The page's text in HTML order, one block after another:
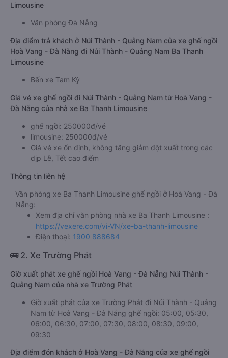
Limousine
Văn phòng Đà Nẵng
Địa điểm trả khách ở Núi Thành - Quảng Nam của xe ghế ngồi
Hoà Vang - Đà Nẵng đi Núi Thành - Quảng Nam Ba Thanh
Limousine
Bến xe Tam Kỳ
Giá vé xe ghế ngồi đi Núi Thành - Quảng Nam từ Hoà Vang -
Đà Nẵng của nhà xe Ba Thanh Limousine
ghế ngồi: 250000đ/vé
limousine: 250000đ/vé
Giá vé xe ổn định, không tăng giảm đột xuất trong các
dịp Lễ, Tết cao điểm
Thông tin liên hệ
Văn phòng xe Ba Thanh Limousine ghế ngồi ở Hoà Vang - Đà
Nẵng:
Xem địa chỉ văn phòng nhà xe Ba Thanh Limousine :
https://vexere.com/vi-VN/xe-ba-thanh-limousine
Điện thoại: 1900 888684
🚌 2. Xe Trường Phát
Giờ xuất phát xe ghế ngồi Hoà Vang - Đà Nẵng Núi Thành -
Quảng Nam của nhà xe Trường Phát
Giờ xuất phát của xe Trường Phát đi Núi Thành - Quảng
Nam từ Hoà Vang - Đà Nẵng ghế ngồi: 05:00, 05:30,
06:00, 06:30, 07:00, 07:30, 08:00, 08:30, 09:00,
09:30
Địa điểm đón khách ở Hoà Vang - Đà Nẵng của xe ghế ngồi